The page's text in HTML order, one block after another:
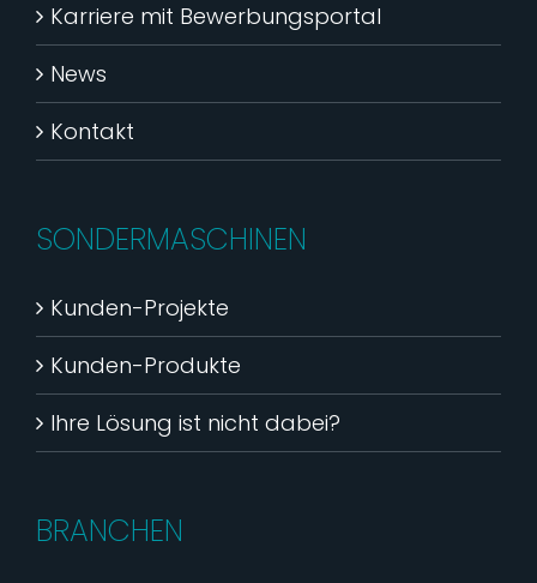
Karriere mit Bewerbungsportal
News
Kontakt
SONDERMASCHINEN
Kunden-Projekte
Kunden-Produkte
Ihre Lösung ist nicht dabei?
BRANCHEN